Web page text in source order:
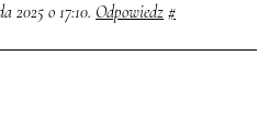
2025 o 17:10. Odpowiedz #